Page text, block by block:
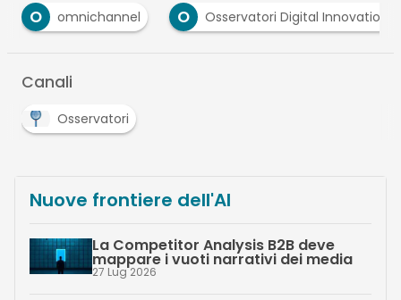
O
omnichannel O Osservatori Digital Innovation
Canali
Osservatori
Nuove frontiere dell'AI
La Competitor Analysis B2B deve
mappare i vuoti narrativi dei media
27 Lug 2026